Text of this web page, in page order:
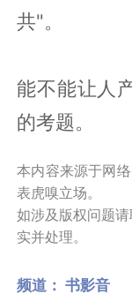
共"。
能不能让人
的考题。
本内容来源于网络
表虎嗅立场。
如涉及版权问题
实并处理。
频道： 书影音